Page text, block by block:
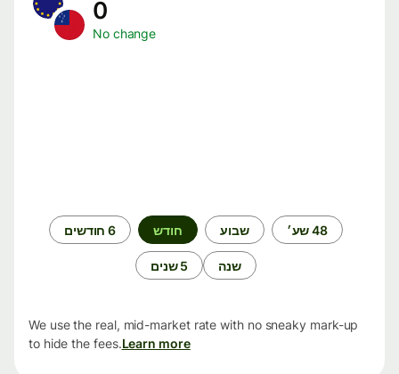
No change
48 שע׳ שבוע חודש 6 חודשים
שנה 5 שנים
We use the real, mid-market rate with no sneaky mark-up
to hide the fees.Learn more